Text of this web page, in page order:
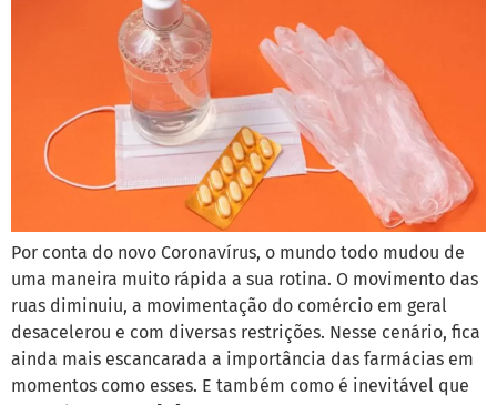
Por conta do novo Coronavírus, o mundo todo mudou de
uma maneira muito rápida a sua rotina. O movimento das
ruas diminuiu, a movimentação do comércio em geral
desacelerou e com diversas restrições. Nesse cenário, fica
ainda mais escancarada a importância das farmácias em
momentos como esses. E também como é inevitável que